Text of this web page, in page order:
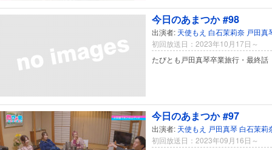
今日のあまつか #98
出演者: 天使もえ 白石茉莉奈 戸田真
初回放送日：2023年10月17日～
たびとも戸田真琴卒業旅行・最終話
今日のあまつか #97
出演者: 天使もえ 戸田真琴白石茉莉
初回放送日：2023年09月16日～